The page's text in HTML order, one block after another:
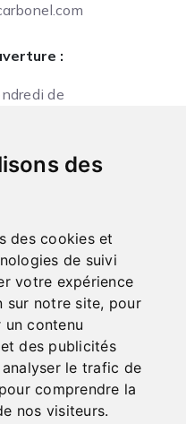
des
des cookies et
de suivi
votre expérience
sur notre site, pour
un contenu
des publicités
le trafic de
comprendre la
nos visiteurs.
:
de
14h à 18h
de ventes
|
| Cookies